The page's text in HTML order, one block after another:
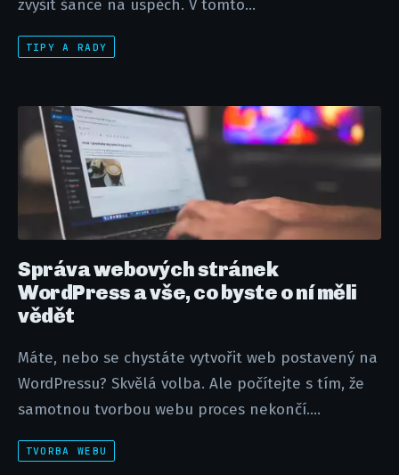
zvýšit šance na úspěch. V tomto...
TIPY A RADY
Správa webových stránek
WordPress a vše, co byste o ní měli
vědět
Máte, nebo se chystáte vytvořit web postavený na
WordPressu? Skvělá volba. Ale počítejte s tím, že
samotnou tvorbou webu proces nekončí....
TVORBA WEBU